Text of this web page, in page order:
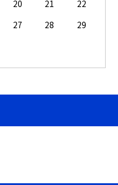
20 21
22
27 28
29